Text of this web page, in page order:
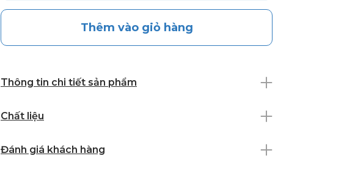
Thêm vào giỏ hàng
Thông tin chi tiết sản phẩm
Chất liệu
Đánh giá khách hàng